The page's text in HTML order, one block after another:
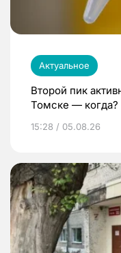
Актуальное
Второй пик
Томске — когда?
15:28 / 05.08.26